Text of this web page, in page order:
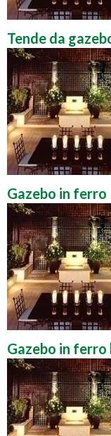
Tende da
Gazebo in ferro
Gazebo in